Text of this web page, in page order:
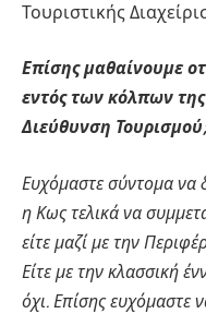
Τουριστικής
Επίσης μαθαίνουμε
εντός των κόλπων
Διεύθυνση
Ευχόμαστε σύντομα να
η Κως τελικά να
είτε μαζί με την
Είτε με την κλασσική
όχι. Επίσης